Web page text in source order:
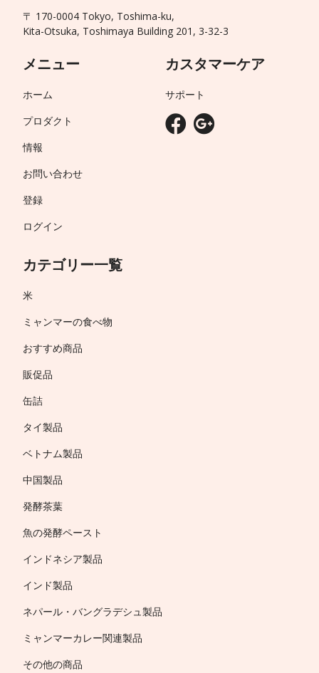
〒 170-0004 Tokyo, Toshima-ku,
Kita-Otsuka, Toshimaya Building 201, 3-32-3
メニュー
ホーム
プロダクト
情報
お問い合わせ
登録
ログイン
カテゴリー一覧
米
ミャンマーの食べ物
おすすめ商品
販促品
缶詰
タイ製品
ベトナム製品
中国製品
発酵茶葉
魚の発酵ペースト
インドネシア製品
インド製品
ネパール・バングラデシュ製品
ミャンマーカレー関連製品
その他の商品
カスタマーケア
サポート